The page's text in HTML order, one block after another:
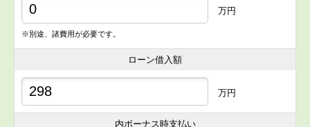
万円
※別途、諸費用が必要です。
ローン借入額
万円
内ボーナス時支払い